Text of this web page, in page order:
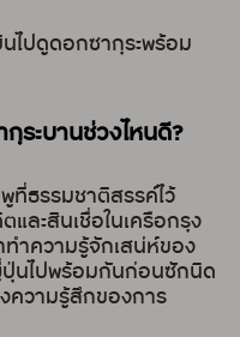
ไปดูดอกซากุระพร้อม
ระบานช่วงไหนดี?
ที่ธรรมชาติสรรค์ไว้
ละสินเชื่อในเครือกรุง
ำความรู้จักเสน่ห์ของ
นไปพร้อมกันก่อนซักนิด
ความรู้สึกของการ